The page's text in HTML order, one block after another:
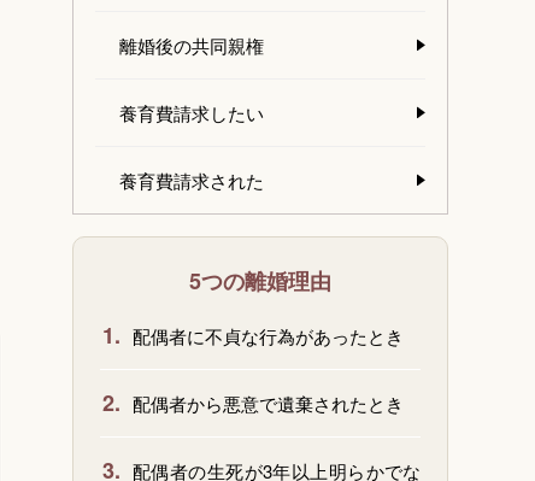
離婚後の共同親権
養育費請求したい
養育費請求された
5つの離婚理由
1. 配偶者に不貞な行為があったとき
2. 配偶者から悪意で遺棄されたとき
3. 配偶者の生死が3年以上明らかでな